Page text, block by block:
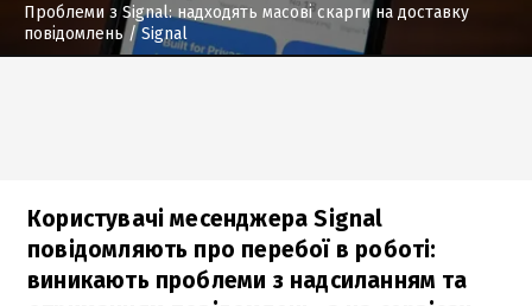
Проблеми з Signal: надходять масові скарги на доставку
повідомлень/ Signal
Користувачі месенджера Signal
повідомляють про перебої в роботі:
виникають проблеми з надсиланням та